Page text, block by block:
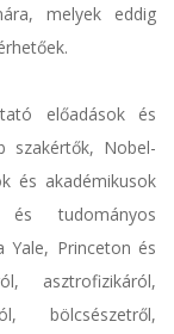
melyek eddig
előadások és
szakértők, Nobel-
és akadémikusok
tudományos
Yale, Princeton és
asztrofizikáról,
bölcsészetről,